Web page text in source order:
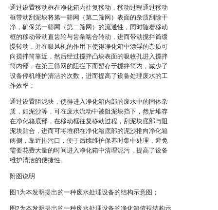
通过设置移动框在净化箱内往复移动，移动过程通过移动
框带动刮泥块将第一筛网（第二筛网）表面的杂质刮除干
净，确保第一筛网（第二筛网）的流通性，同时随着移动
框的移动带动直齿轮与齿条啮合转动，进而带动搅拌筒缓
慢转动，并在吸风机的作用下使得净化箱中漂浮的杂质可
向搅拌筒靠近，然后经过搅拌凸块表面的吸收孔进入搅拌
筒内部，在第三筛网的阻拦下而暂存于搅拌筒内，减少了
设备停机维护清洁的次数，进而提高了设备处理废水的工
作效率；
通过设置阻泥块，使得进入净化箱内部的废水中的固体杂
质，如泥沙等，可在废水流动中被阻泥块挡下，然后堆存
在净化箱底部，在移动框往复移动过程，刮泥块底部与阻
泥块贴合，进而可将堆积在净化箱底部的泥沙推向净化箱
两侧，靠近排污口，便于后续维护保养时集中处理，避免
需要花费大量的时间进入净化箱中清理泥污，提高了设备
维护清洁的便捷性。
附图说明
图1为本发明提出的一种废水处理设备的结构示意图；
图2为本发明提出的一种废水处理设备的净化箱俯视结构示